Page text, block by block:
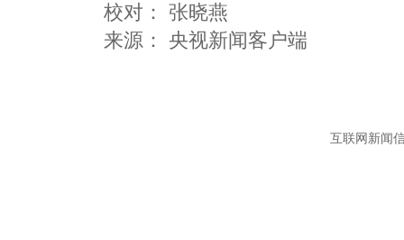
校对： 张晓燕
互联网新闻